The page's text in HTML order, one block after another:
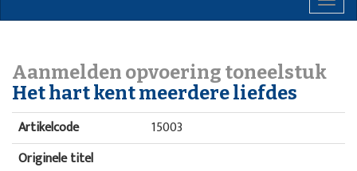
Aanmelden opvoering toneelstuk
Het hart kent meerdere liefdes
Artikelcode
15003
Originele titel